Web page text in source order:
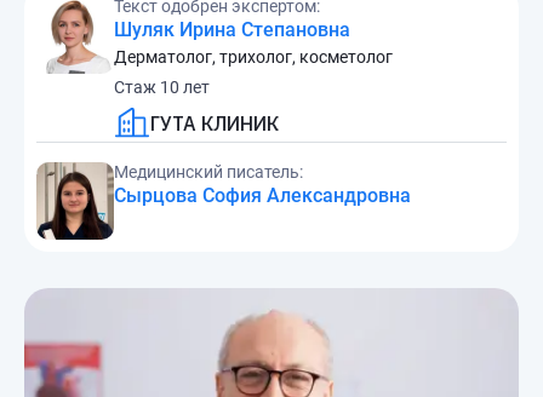
Текст одобрен экспертом:
Шуляк Ирина Степановна
Дерматолог, трихолог, косметолог
Стаж 10 лет
ГУТА КЛИНИК
Медицинский писатель:
Сырцова София Александровна